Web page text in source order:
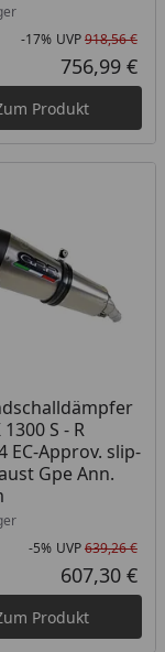
Preis
-17% UVP918,56 €
756,99 €
Produkt
Preis
S - R
EC-Approv. slip-
Gpe Ann.
am Lager
-5% UVP639,26 €
607,30 €
Produkt